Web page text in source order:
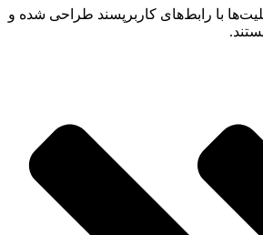
با رابط‌های کاربرپسند طراحی شده و